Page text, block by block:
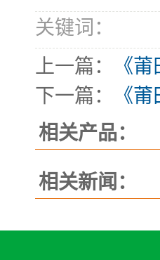
关键词：
上一篇：
《
下一篇：
《
相关产品：
相关新闻：